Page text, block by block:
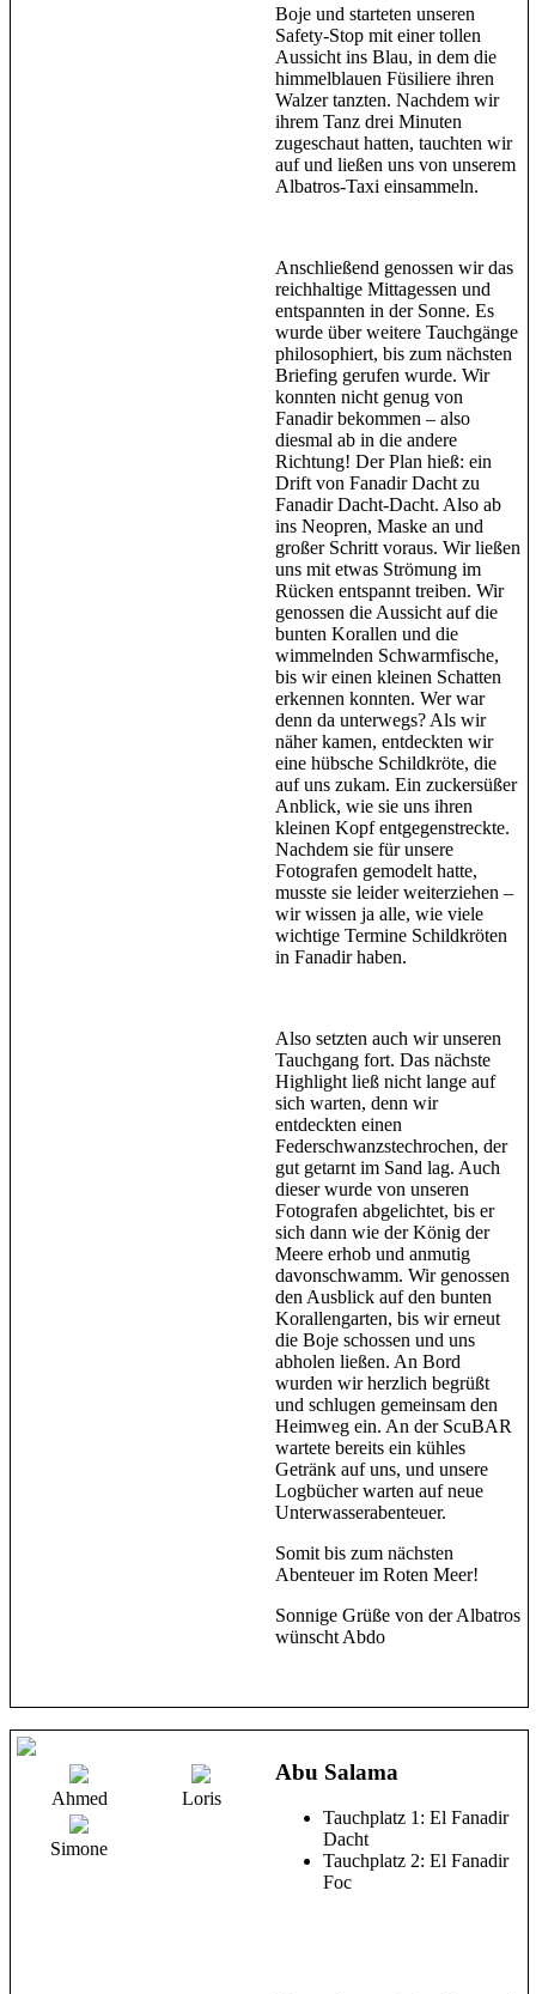
Boje und starteten unseren
Safety-Stop mit einer tollen
Aussicht ins Blau, in dem die
himmelblauen Füsiliere ihren
Walzer tanzten. Nachdem wir
ihrem Tanz drei Minuten
zugeschaut hatten, tauchten wir
auf und ließen uns von unserem
Albatros-Taxi einsammeln.
Anschließend genossen wir das
reichhaltige Mittagessen und
entspannten in der Sonne. Es
wurde über weitere Tauchgänge
philosophiert, bis zum nächsten
Briefing gerufen wurde. Wir
konnten nicht genug von
Fanadir bekommen – also
diesmal ab in die andere
Richtung! Der Plan hieß: ein
Drift von Fanadir Dacht zu
Fanadir Dacht-Dacht. Also ab
ins Neopren, Maske an und
großer Schritt voraus. Wir ließen
uns mit etwas Strömung im
Rücken entspannt treiben. Wir
genossen die Aussicht auf die
bunten Korallen und die
wimmelnden Schwarmfische,
bis wir einen kleinen Schatten
erkennen konnten. Wer war
denn da unterwegs? Als wir
näher kamen, entdeckten wir
eine hübsche Schildkröte, die
auf uns zukam. Ein zuckersüßer
Anblick, wie sie uns ihren
kleinen Kopf entgegenstreckte.
Nachdem sie für unsere
Fotografen gemodelt hatte,
musste sie leider weiterziehen –
wir wissen ja alle, wie viele
wichtige Termine Schildkröten
in Fanadir haben.
Also setzten auch wir unseren
Tauchgang fort. Das nächste
Highlight ließ nicht lange auf
sich warten, denn wir
entdeckten einen
Federschwanzstechrochen, der
gut getarnt im Sand lag. Auch
dieser wurde von unseren
Fotografen abgelichtet, bis er
sich dann wie der König der
Meere erhob und anmutig
davonschwamm. Wir genossen
den Ausblick auf den bunten
Korallengarten, bis wir erneut
die Boje schossen und uns
abholen ließen. An Bord
wurden wir herzlich begrüßt
und schlugen gemeinsam den
Heimweg ein. An der ScuBAR
wartete bereits ein kühles
Getränk auf uns, und unsere
Logbücher warten auf neue
Unterwasserabenteuer.
Somit bis zum nächsten
Abenteuer im Roten Meer!
Sonnige Grüße von der Albatros
wünscht Abdo
Ahmed Loris
Simone
Abu Salama
Tauchplatz 1: El Fanadir
Dacht
Tauchplatz 2: El Fanadir
Foc